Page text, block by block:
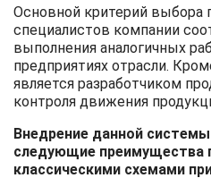
Основной критерий выбора
специалистов компании
выполнения аналогичных
предприятиях отрасли.
является разработчиком
контроля движения
Внедрение данной
следующие преимущества
классическими схемами